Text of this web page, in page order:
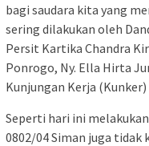
bagi saudara kita yang
sering dilakukan oleh
Persit Kartika Chandra
Ponrogo, Ny. Ella Hirta
Kunjungan Kerja
Seperti hari ini
0802/04 Siman juga